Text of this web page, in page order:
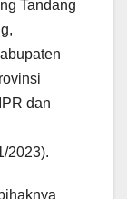
Tandang
dan
2023).